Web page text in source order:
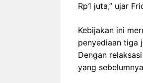
Rp1 juta,” ujar
Kebijakan ini
penyediaan tiga
Dengan
yang